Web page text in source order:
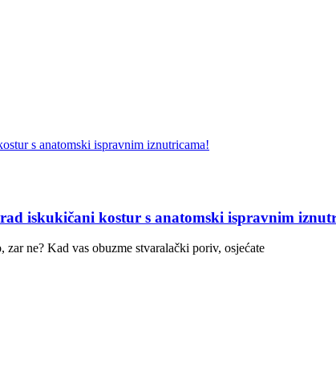
iskukičani kostur s anatomski ispravnim
ne? Kad vas obuzme stvaralački poriv, osjećate